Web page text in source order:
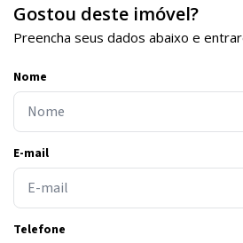
Gostou deste imóvel?
Preencha seus dados abaixo e
Nome
E-mail
Telefone